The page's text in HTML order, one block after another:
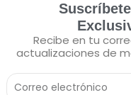
Recibe en tu
actualizaciones de
Correo
Electrónico